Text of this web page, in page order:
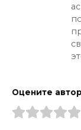
Оцените